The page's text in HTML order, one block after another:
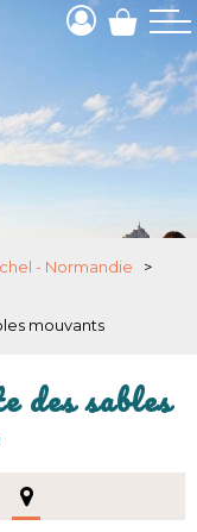
- Normandie >
mouvants
des sables